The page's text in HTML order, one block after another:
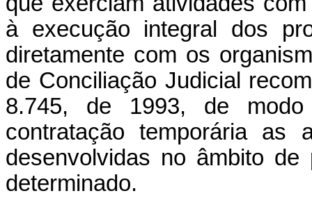
à execução integral dos
diretamente com os
de Conciliação Judicial
8.745, de 1993, de
contratação temporária as
desenvolvidas no âmbito
determinado.